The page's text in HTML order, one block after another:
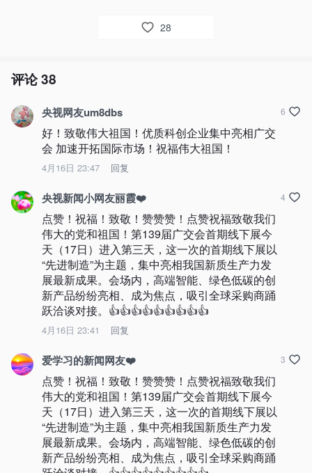
28
评论38
央视网友um8dbs
好！致敬伟大祖国！优质科创企业集中亮相广交
会 加速开拓国际市场！祝福伟大祖国！
4月16日 23:47 回复
6
央视新闻小网友丽霞❤️
点赞！祝福！致敬！赞赞赞！点赞祝福致敬我们
伟大的党和祖国！第139届广交会首期线下展今
天（17日）进入第三天，这一次的首期线下展以
“先进制造”为主题，集中亮相我国新质生产力发
展最新成果。会场内，高端智能、绿色低碳的创
新产品纷纷亮相、成为焦点，吸引全球采购商踊
跃洽谈对接。👍👍👍👍👍👍👍👍👍
4月16日 23:41 回复
4
爱学习的新闻网友❤️
点赞！祝福！致敬！赞赞赞！点赞祝福致敬我们
伟大的党和祖国！第139届广交会首期线下展今
天（17日）进入第三天，这一次的首期线下展以
“先进制造”为主题，集中亮相我国新质生产力发
展最新成果。会场内，高端智能、绿色低碳的创
新产品纷纷亮相、成为焦点，吸引全球采购商踊
3